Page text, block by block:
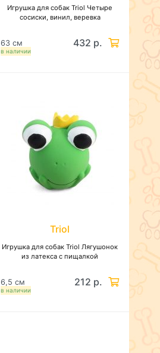
Игрушка для собак Triol Четыре
сосиски, винил, веревка
в наличии
63 см 432 р.
Triol
Игрушка для собак Triol Лягушонок
из латекса с пищалкой
в наличии
6,5 см 212 р.